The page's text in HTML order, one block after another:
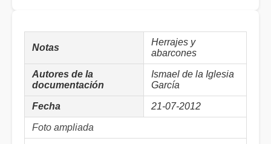
Notas
Herrajes y
abarcones
Autores de la
documentación
Ismael de la Iglesia
García
Fecha 21-07-2012
Foto ampliada